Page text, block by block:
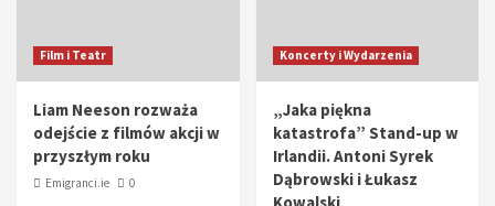
Film i Teatr
Liam Neeson rozważa
odejście z filmów akcji w
przyszłym roku
Emigranci.ie 0
Koncerty i Wydarzenia
„Jaka piękna
katastrofa” Stand-up w
Irlandii. Antoni Syrek
Dąbrowski i Łukasz